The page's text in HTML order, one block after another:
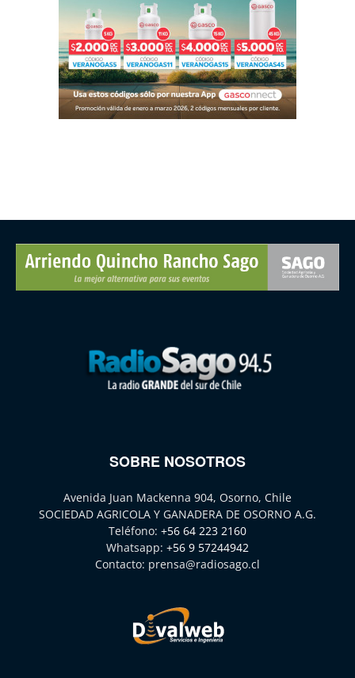
SOBRE NOSOTROS
Avenida Juan Mackenna 904, Osorno, Chile
SOCIEDAD AGRICOLA Y GANADERA DE OSORNO A.G.
Teléfono: +56 64 223 2160
Whatsapp: +56 9 57244942
Contacto: prensa@radiosago.cl